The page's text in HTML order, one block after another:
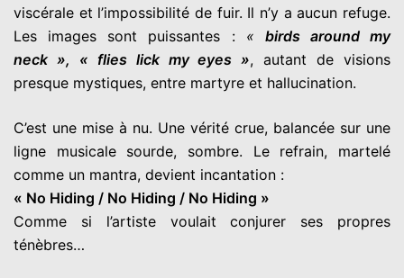
viscérale et l’impossibilité de fuir. Il n’y a aucun refuge.
Les images sont puissantes : « birds around my
neck », « flies lick my eyes », autant de visions
presque mystiques, entre martyre et hallucination.
C’est une mise à nu. Une vérité crue, balancée sur une
ligne musicale sourde, sombre. Le refrain, martelé
comme un mantra, devient incantation :
« No Hiding / No Hiding / No Hiding »
Comme si l’artiste voulait conjurer ses propres
ténèbres…